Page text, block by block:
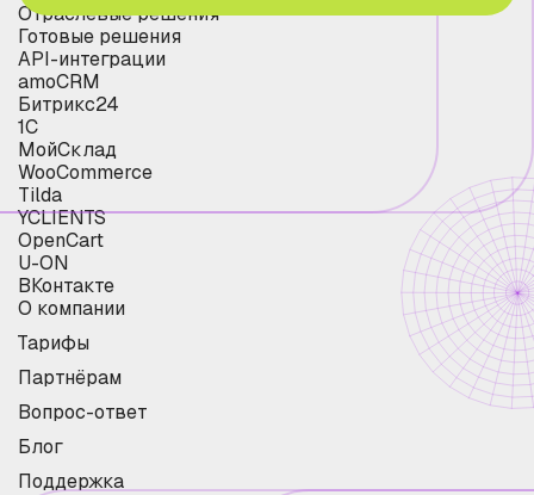
Отраслевые решения
Готовые решения
API-интеграции
amoCRM
Битрикс24
1С
МойСклад
WooCommerce
Tilda
YCLIENTS
OpenCart
U-ON
ВКонтакте
О компании
Тарифы
Партнёрам
Вопрос-ответ
Блог
Поддержка